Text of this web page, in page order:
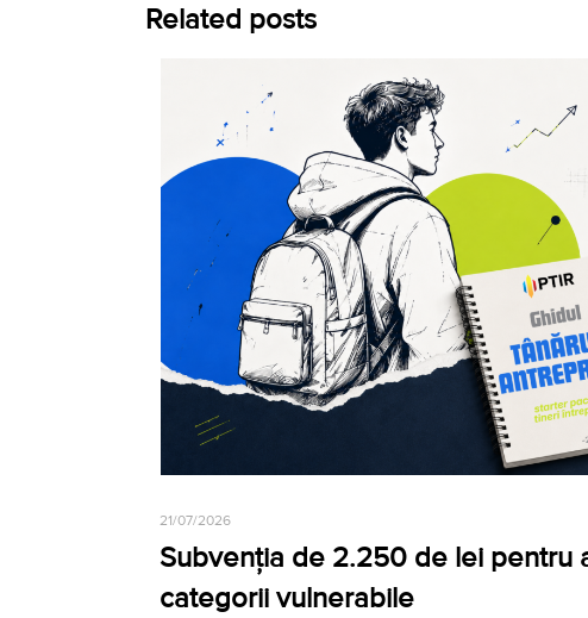
Related posts
21/07/2026
Subvenția de 2.250 de lei pentru
categorii vulnerabile